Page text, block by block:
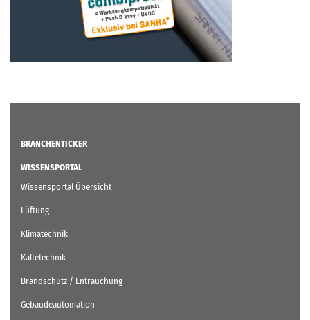
BRANCHENTICKER
WISSENSPORTAL
Wissensportal Übersicht
Lüftung
Klimatechnik
Kältetechnik
Brandschutz / Entrauchung
Gebäudeautomation